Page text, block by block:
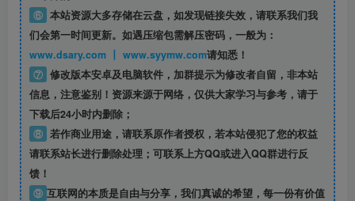
⑥ 本站资源大多存储在云盘，如发现链接失效，请联系我们我
们会第一时间更新。如遇压缩包需解压密码，一般为：
www.dsary.com 丨 www.syymw.com请知悉！
⑦ 修改版本安卓及电脑软件，加群提示为修改者自留， 非本站
信息，注意鉴别！资源来源于网络，仅供大家学习与参考，请于
下载后24小时内删除；
⑧ 若作商业用途，请联系原作者授权，若本站侵犯了您的权益
请联系站长进行删除处理；可联系上方QQ或进入QQ群进行反
馈！
⑨ 互联网的本质是自由与分享，我们真诚的希望，每一份有价值